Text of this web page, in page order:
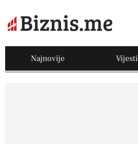
Najnovije Vijesti